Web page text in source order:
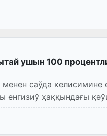
ушын 100
саўда келисимине
енгизиў ҳаққындағы